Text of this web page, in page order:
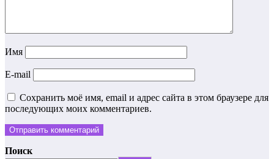
Имя
E-mail
Сохранить моё имя, email и адрес сайта в этом браузере для
последующих моих комментариев.
Поиск